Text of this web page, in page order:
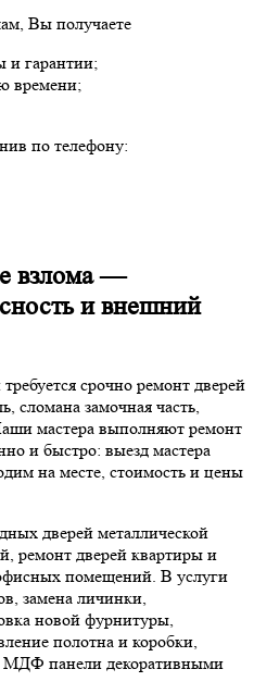
Вы получаете
и гарантии;
времени;
по телефону:
взлома —
и внешний
срочно ремонт дверей
сломана замочная часть,
мастера выполняют ремонт
и быстро: выезд мастера
на месте, стоимость и цены
дверей металлической
ремонт дверей квартиры и
помещений. В услуги
замена личинки,
новой фурнитуры,
полотна и коробки,
МДФ панели декоративными